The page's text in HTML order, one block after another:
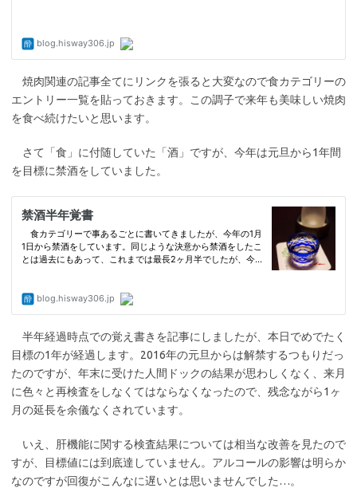
焼肉関連の記事全てにリンクを張ると大変なので食カテゴリーの
エントリー一覧を貼っておきます。この調子で来年も美味しい焼肉
を食べ続けたいと思います。
さて「食」に付随していた「酒」ですが、今年は元旦から1年間
を目標に禁酒をしていました。
半年経過時点での覚え書きを記事にしましたが、本日でめでたく
目標の1年が経過します。2016年の元旦からは解禁するつもりだっ
たのですが、年末に受けた人間ドックの結果が思わしくなく、来月
に色々と再検査をしなくてはならなくなったので、残念ながら1ヶ
月の延長を余儀なくされています。
いえ、肝機能に関する検査結果については相当な改善を見たので
すが、目標値には到底達していません。アルコールの影響は明らか
なのですが回復がこんなに遅いとは思いませんでした…。